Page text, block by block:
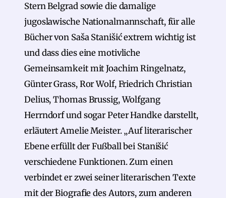
Stern Belgrad sowie die damalige
jugoslawische Nationalmannschaft, für alle
Bücher von Saša Stanišić extrem wichtig ist
und dass dies eine motivliche
Gemeinsamkeit mit Joachim Ringelnatz,
Günter Grass, Ror Wolf, Friedrich Christian
Delius, Thomas Brussig, Wolfgang
Herrndorf und sogar Peter Handke darstellt,
erläutert Amelie Meister. „Auf literarischer
Ebene erfüllt der Fußball bei Stanišić
verschiedene Funktionen. Zum einen
verbindet er zwei seiner literarischen Texte
mit der Biografie des Autors, zum anderen